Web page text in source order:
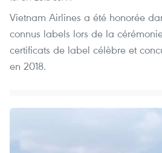
Vietnam Airlines a été honorée
connus labels lors de la
certificats de label célèbre et
en 2018.